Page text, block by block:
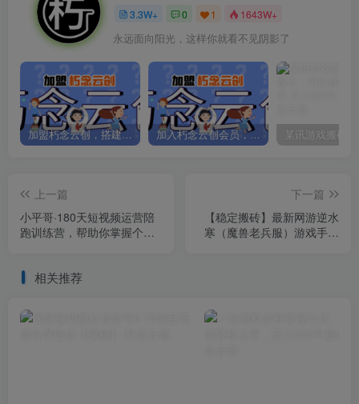
3.3W+ 0 1 1643W+
永远面向阳光，这样你就看不见阴影了
加盟朽念云创，搭建同款项目资源站，实现日入2000+ 加入朽念云创会员，全站资源免费学习。
上一篇
小平哥·180天短视频运营陪
跑训练营，帮助你掌握个人
下一篇
【稳定搬砖】最新网游逆水
寒（魔兽老兵服）游戏手动
相关推荐